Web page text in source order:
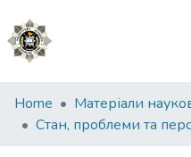
Communities
&
Home